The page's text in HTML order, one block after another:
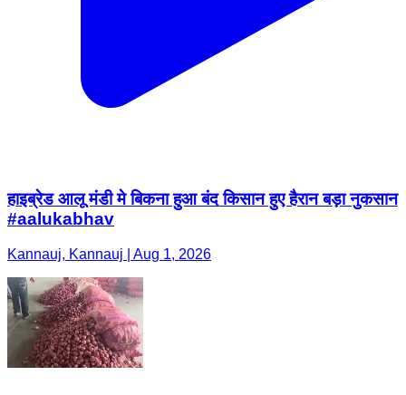
हाइब्रेड आलू मंडी मे बिकना हुआ बंद किसान हुए हैरान बड़ा नुकसान
#aalukabhav
Kannauj, Kannauj | Aug 1, 2026